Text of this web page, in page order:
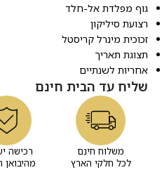
גוף מפלדת אל-חלד
רצועת סיליקון
זכוכית מינרל קריסטל
תצוגת תאריך
אחריות לשנתיים
שליח עד הבית חינם
משלוח חינם
לכל חלקי הארץ
רכישה
מהיבואן